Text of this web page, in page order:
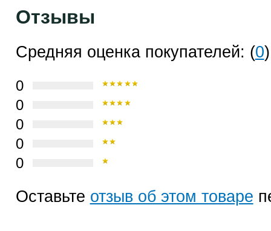
Отзывы
Средняя оценка покупателей: (0)
0
0
0
0
0
Оставьте отзыв об этом товаре